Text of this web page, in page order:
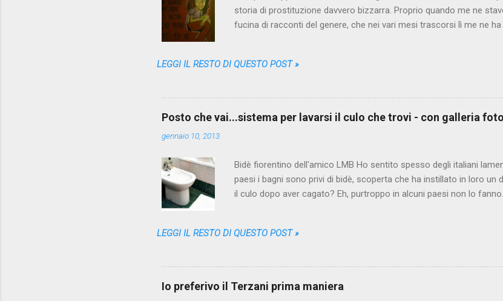
storia di prostituzione davvero bizzarra. Proprio quando me ne
fucina di racconti del genere, che nei vari mesi trascorsi lì me ne
l'appunto chiameremo PA, da Puttaniere-Anonimo, un bel giorno
queste parti. Non è una missione tranquilla però, come qualcuno
far due passi, imbattersi nella prima delle migliaia di occasioni
No, PA è torturato dai dubbi, si arrovella pe...
LEGGI IL RESTO DI QUESTO POST »
Posto che vai...sistema per lavarsi il culo che trovi - con galleria
gennaio 10, 2013
Bidè fiorentino dell'amico LMB Ho sentito spesso degli italiani
paesi i bagni sono privi di bidè, scoperta che ha instillato in loro un
il culo dopo aver cagato? Eh, purtroppo in alcuni paesi non lo
scomparsa dei residui di merda si è accompagnata l'apparizione
l'assenza del bidè non significa necessariamente che in quel
dal cesso. Ecco appunto, sottolineo il prima . In Italia infatti per
alzarci, fare ...
LEGGI IL RESTO DI QUESTO POST »
Io preferivo il Terzani prima maniera